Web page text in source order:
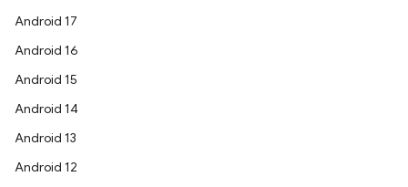
Android 17
Android 16
Android 15
Android 14
Android 13
Android 12